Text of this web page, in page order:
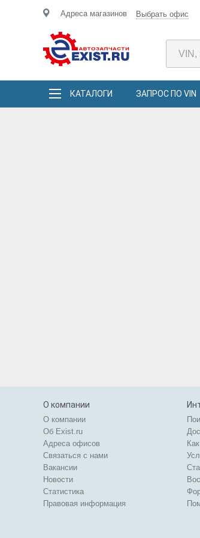
Адреса магазинов Выбрать офис
КАТАЛОГИ ЗАПРОС ПО VIN
О компании
О компании
Об Exist.ru
Адреса офисов
Связаться с нами
Вакансии
Новости
Статистика
Правовая информация